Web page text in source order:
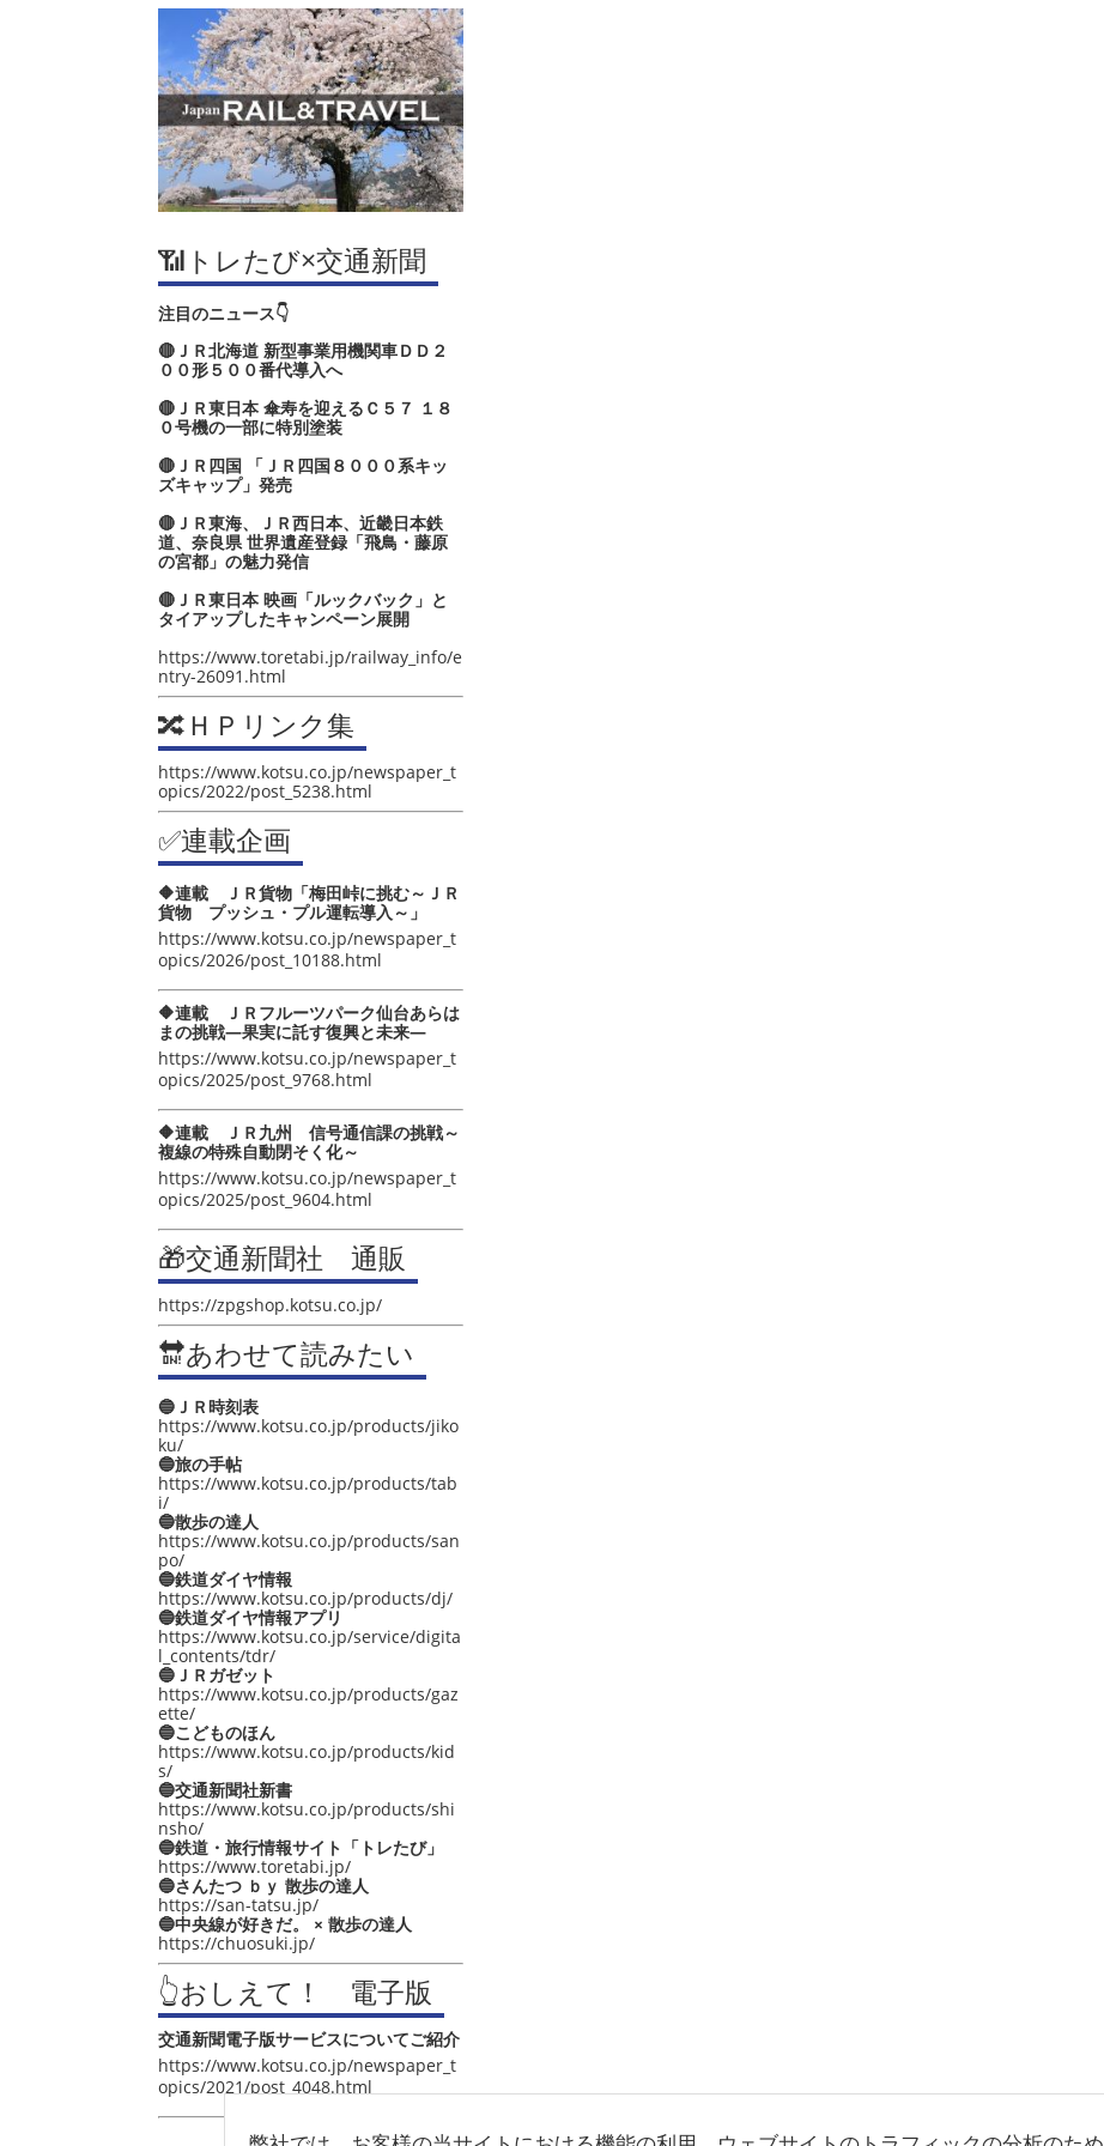
📶トレたび×交通新聞
注目のニュース👇
🔴ＪＲ北海道 新型事業用機関車ＤＤ２
００形５００番代導入へ
🔴ＪＲ東日本 傘寿を迎えるＣ５７ １８
０号機の一部に特別塗装
🔴ＪＲ四国 「ＪＲ四国８０００系キッ
ズキャップ」発売
🔴ＪＲ東海、ＪＲ西日本、近畿日本鉄
道、奈良県 世界遺産登録「飛鳥・藤原
の宮都」の魅力発信
🔴ＪＲ東日本 映画「ルックバック」と
タイアップしたキャンペーン展開
https://www.toretabi.jp/railway_info/e
ntry-26091.html
🔀ＨＰリンク集
https://www.kotsu.co.jp/newspaper_t
opics/2022/post_5238.html
✅連載企画
🔶連載 ＪＲ貨物「梅田峠に挑む～ＪＲ
貨物 プッシュ・プル運転導入～」
https://www.kotsu.co.jp/newspaper_t
opics/2026/post_10188.html
🔶連載 ＪＲフルーツパーク仙台あらは
まの挑戦―果実に託す復興と未来―
https://www.kotsu.co.jp/newspaper_t
opics/2025/post_9768.html
🔶連載 ＪＲ九州 信号通信課の挑戦～
複線の特殊自動閉そく化～
https://www.kotsu.co.jp/newspaper_t
opics/2025/post_9604.html
🎁交通新聞社 通販
https://zpgshop.kotsu.co.jp/
🔛あわせて読みたい
🔵ＪＲ時刻表
https://www.kotsu.co.jp/products/jiko
ku/
🔵旅の手帖
https://www.kotsu.co.jp/products/tab
i/
🔵散歩の達人
https://www.kotsu.co.jp/products/san
po/
🔵鉄道ダイヤ情報
https://www.kotsu.co.jp/products/dj/
🔵鉄道ダイヤ情報アプリ
https://www.kotsu.co.jp/service/digita
l_contents/tdr/
🔵ＪＲガゼット
https://www.kotsu.co.jp/products/gaz
ette/
🔵こどものほん
https://www.kotsu.co.jp/products/kid
s/
🔵交通新聞社新書
https://www.kotsu.co.jp/products/shi
nsho/
🔵鉄道・旅行情報サイト「トレたび」
https://www.toretabi.jp/
🔵さんたつ ｂｙ 散歩の達人
https://san-tatsu.jp/
🔵中央線が好きだ。 × 散歩の達人
https://chuosuki.jp/
👆おしえて！ 電子版
交通新聞電子版サービスについてご紹介
https://www.kotsu.co.jp/newspaper_t
opics/2021/post_4048.html